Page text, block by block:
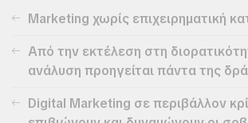
Marketing χωρίς επιχειρηματική
Από την εκτέλεση στη
ανάλυση προηγείται πάντα της
Digital Marketing σε περιβάλλον